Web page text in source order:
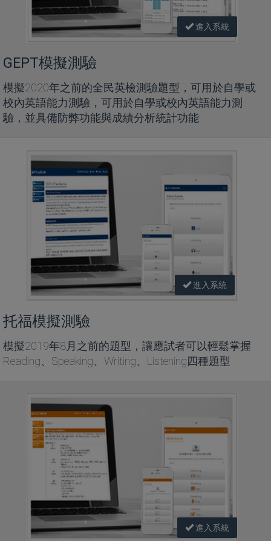
進入系統
GEPT模擬測驗
模擬2020年之前的全民英檢測驗題型，可用於自學或
校內英語能力測驗，可用於自學或校內英語能力測
驗，並具備防弊功能與成績分析統計功能
進入系統
托福模擬測驗
模擬2019年8月之前的題型，讓應試者可以輕鬆掌握
Reading、Speaking、Writing、Listening四種題型
進入系統